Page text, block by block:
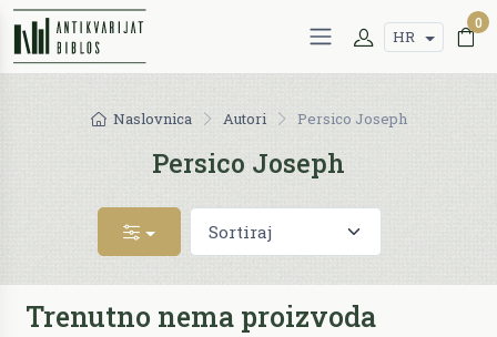
HR
0
Naslovnica Autori Persico Joseph
Persico Joseph
Trenutno nema proizvoda